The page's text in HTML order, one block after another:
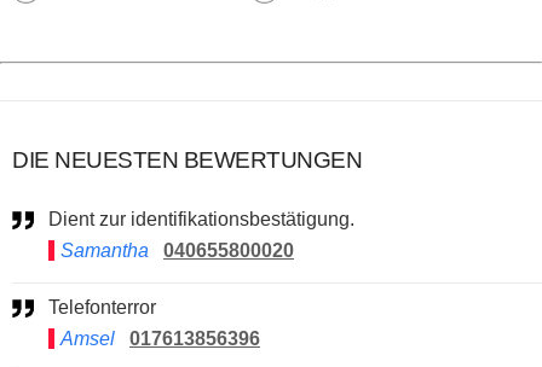
DIE NEUESTEN BEWERTUNGEN
Dient zur identifikationsbestätigung.
Samantha
040655800020
Telefonterror
Amsel
017613856396